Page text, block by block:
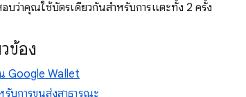
บว่าคุณใช้บัตรเดียวกันสำหรับการแตะทั้ง 2 ครั้ง
ข้อง
Google Wallet
บการขนส่งสาธารณะ